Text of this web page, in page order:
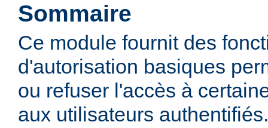
Sommaire
Ce module fournit des
d'autorisation basiques
ou refuser l'accès à
aux utilisateurs